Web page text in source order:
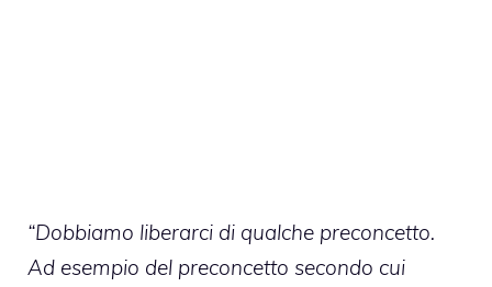
“Dobbiamo liberarci di qualche preconcetto.
Ad esempio del preconcetto secondo cui